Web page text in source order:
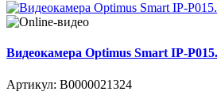
Видеокамера Optimus Smart IP-
Артикул: В0000021324